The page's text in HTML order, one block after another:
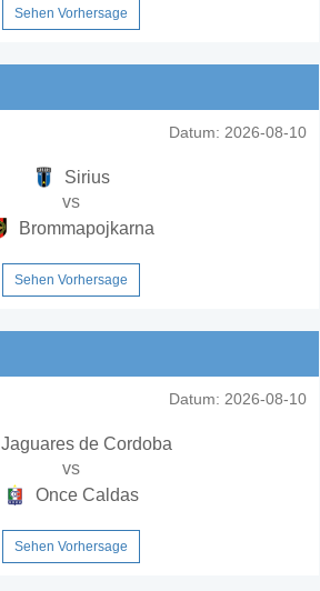
Sehen Vorhersage
Datum: 2026-08-10
Sirius
vs
Brommapojkarna
Sehen Vorhersage
Datum: 2026-08-10
Jaguares de Cordoba
vs
Once Caldas
Sehen Vorhersage